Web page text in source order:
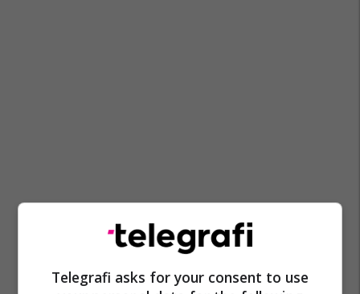
Telegrafi asks for your consent to use